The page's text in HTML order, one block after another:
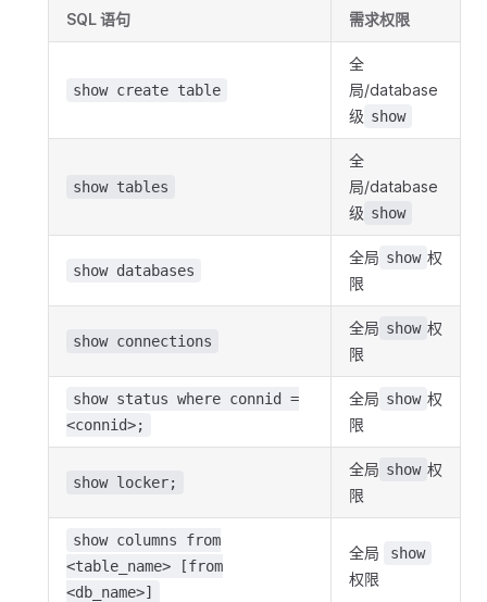
SQL 语句 需求权限
show create table
全
局/database
级 show
show tables
全
局/database
级 show
show databases
全局 show 权
限
show connections
全局 show 权
限
show status where connid =
<connid>;
全局 show 权
限
show locker;
全局 show 权
限
show columns from
<table_name> [from
<db_name>]
全局 show
权限